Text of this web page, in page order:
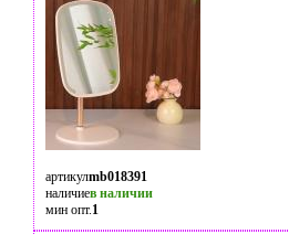
артикулmb018391
наличиев наличии
мин опт.1